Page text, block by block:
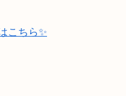
こちら✨